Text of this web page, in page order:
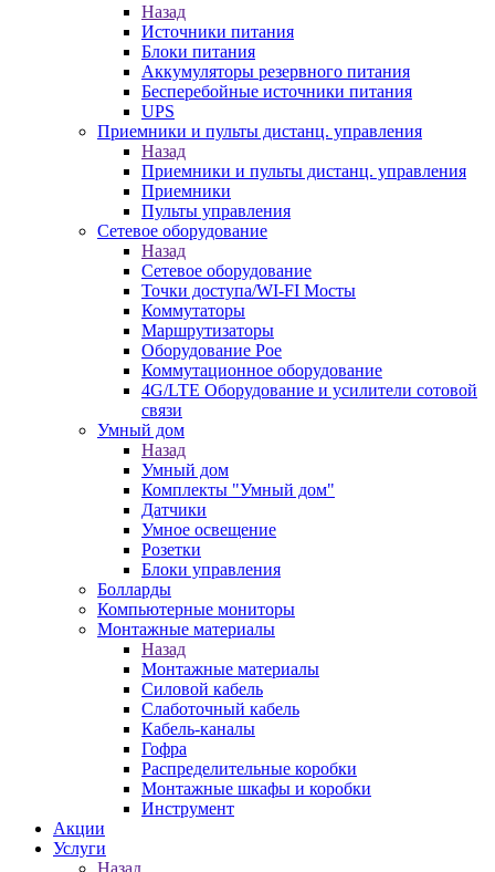
Назад
Источники питания
Блоки питания
Аккумуляторы резервного питания
Бесперебойные источники питания
UPS
Приемники и пульты дистанц. управления
Назад
Приемники и пульты дистанц. управления
Приемники
Пульты управления
Сетевое оборудование
Назад
Сетевое оборудование
Точки доступа/WI-FI Мосты
Коммутаторы
Маршрутизаторы
Оборудование Poe
Коммутационное оборудование
4G/LTE Оборудование и усилители сотовой
связи
Умный дом
Назад
Умный дом
Комплекты "Умный дом"
Датчики
Умное освещение
Розетки
Блоки управления
Болларды
Компьютерные мониторы
Монтажные материалы
Назад
Монтажные материалы
Силовой кабель
Слаботочный кабель
Кабель-каналы
Гофра
Распределительные коробки
Монтажные шкафы и коробки
Инструмент
Акции
Услуги
Назад